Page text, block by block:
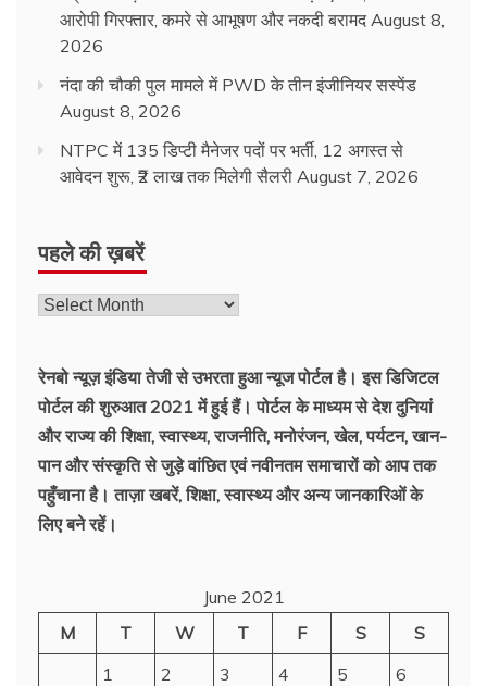
आरोपी गिरफ्तार, कमरे से आभूषण और नकदी बरामद August 8,
2026
नंदा की चौकी पुल मामले में PWD के तीन इंजीनियर सस्पेंड
August 8, 2026
NTPC में 135 डिप्टी मैनेजर पदों पर भर्ती, 12 अगस्त से
आवेदन शुरू, ₹2 लाख तक मिलेगी सैलरी August 7, 2026
पहले की ख़बरें
रेनबो न्यूज़ इंडिया तेजी से उभरता हुआ न्‍यूज पोर्टल है। इस डिजिटल
पोर्टल की शुरुआत 2021 में हुई हैं। पोर्टल के माध्यम से देश दुनियां
और राज्य की शिक्षा, स्वास्थ्य, राजनीति, मनोरंजन, खेल, पर्यटन, खान-
पान और संस्कृति से जुड़े वांछित एवं नवीनतम समाचारों को आप तक
पहुँचाना है। ताज़ा खबरें, शिक्षा, स्वास्थ्य और अन्य जानकारिओं के
लिए बने रहें।
June 2021
M
T W T F S
S
1
2 3 4 5
6